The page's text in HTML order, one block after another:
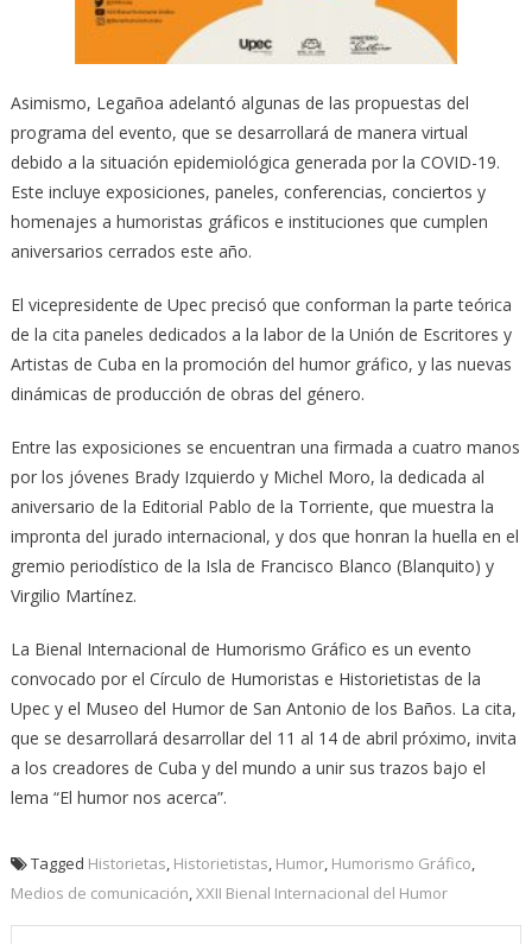
Asimismo, Legañoa adelantó algunas de las propuestas del
programa del evento, que se desarrollará de manera virtual
debido a la situación epidemiológica generada por la COVID-19.
Este incluye exposiciones, paneles, conferencias, conciertos y
homenajes a humoristas gráficos e instituciones que cumplen
aniversarios cerrados este año.
El vicepresidente de Upec precisó que conforman la parte teórica
de la cita paneles dedicados a la labor de la Unión de Escritores y
Artistas de Cuba en la promoción del humor gráfico, y las nuevas
dinámicas de producción de obras del género.
Entre las exposiciones se encuentran una firmada a cuatro manos
por los jóvenes Brady Izquierdo y Michel Moro, la dedicada al
aniversario de la Editorial Pablo de la Torriente, que muestra la
impronta del jurado internacional, y dos que honran la huella en el
gremio periodístico de la Isla de Francisco Blanco (Blanquito) y
Virgilio Martínez.
La Bienal Internacional de Humorismo Gráfico es un evento
convocado por el Círculo de Humoristas e Historietistas de la
Upec y el Museo del Humor de San Antonio de los Baños. La cita,
que se desarrollará desarrollar del 11 al 14 de abril próximo, invita
a los creadores de Cuba y del mundo a unir sus trazos bajo el
lema “El humor nos acerca”.
Tagged Historietas Historietistas Humor, Humorismo Gráfico
Medios de comunicación XXII Bienal Internacional del Humor